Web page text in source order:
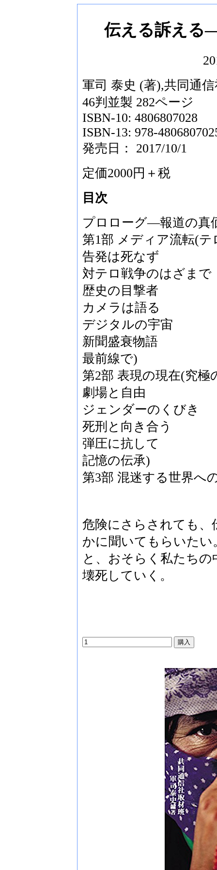
伝える訴える
軍司 泰史 (著),共同通
46判並製 282ページ
ISBN-10: 4806807028
ISBN-13: 978-
発売日： 2017/10/1
定価2000円＋税
目次
プロローグ―報道の真
第1部 メディア流転(テ
告発は死なず
対テロ戦争のはざまで
歴史の目撃者
カメラは語る
デジタルの宇宙
新聞盛衰物語
最前線で)
第2部 表現の現在(究極
劇場と自由
ジェンダーのくびき
死刑と向き合う
弾圧に抗して
記憶の伝承)
第3部 混迷する世界へ
危険にさらされても、
かに聞いてもらいた
と、おそらく私たち
壊死していく。